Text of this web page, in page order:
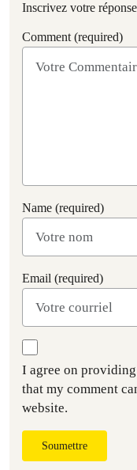
Inscrivez votre réponse
Comment (required)
Name (required)
Email (required)
I agree on
that my comment
website.
Soumettre